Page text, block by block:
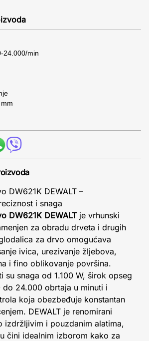
24.000/min
DW621K DEWALT –
i snaga
DW621K DEWALTje vrhunski
za obradu drveta i drugih
za drvo omogućava
ivica, urezivanje žljebova,
i fino oblikovanje površina.
su snaga od 1.100 W, širok opseg
24.000 obrtaja u minuti i
koja obezbeđuje konstantan
DEWALT je renomirani
izdržljivim i pouzdanim alatima,
čini idealnim izborom kako za